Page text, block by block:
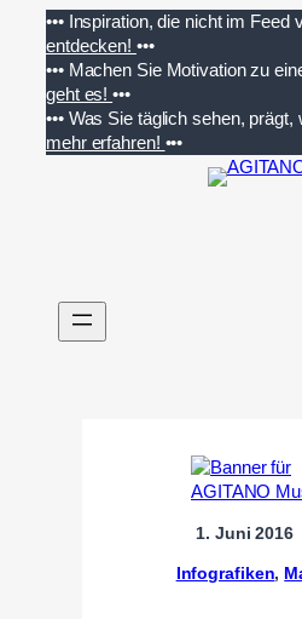
Inhalt
springen
••• Inspiration, die nicht im Feed
entdecken! •••
••• Machen Sie Motivation zu
geht es!•••
••• Was Sie täglich sehen, prägt,
mehr erfahren! •••
1. Juni 2016
Infografiken,